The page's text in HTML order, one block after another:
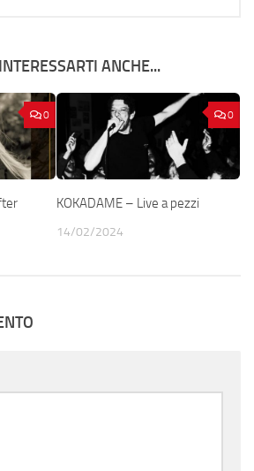
ANCHE...
0 0
KOKADAME – Live a pezzi
14/02/2024